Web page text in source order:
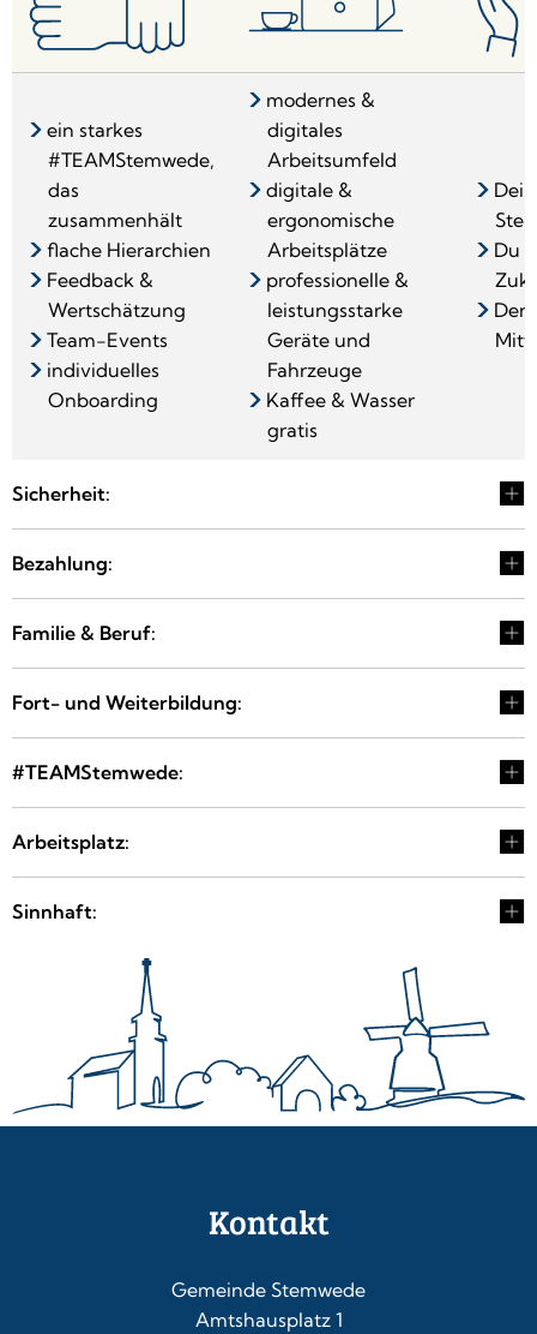
ein starkes
#TEAMStemwede,
das
zusammenhält
flache Hierarchien
Feedback &
Wertschätzung
Team-Events
individuelles
Onboarding
modernes &
digitales
Arbeitsumfeld
digitale &
ergonomische
Arbeitsplätze
professionelle &
leistungsstarke
Geräte und
Fahrzeuge
Kaffee & Wasser
gratis
Du
Der
Sicherheit:
Bezahlung:
Familie & Beruf:
Fort- und Weiterbildung:
#TEAMStemwede:
Arbeitsplatz:
Sinnhaft:
Kontakt
Gemeinde Stemwede
Amtshausplatz 1